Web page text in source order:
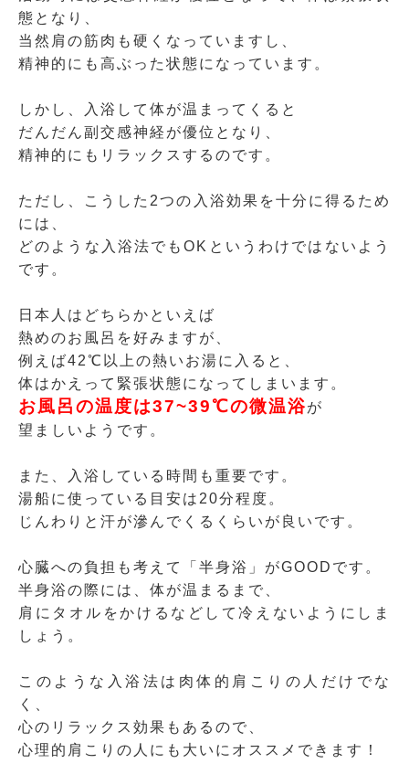
態となり、
当然肩の筋肉も硬くなっていますし、
精神的にも高ぶった状態になっています。
しかし、入浴して体が温まってくると
だんだん副交感神経が優位となり、
精神的にもリラックスするのです。
ただし、こうした2つの入浴効果を十分に得るため
には、
どのような入浴法でもOKというわけではないよう
です。
日本人はどちらかといえば
熱めのお風呂を好みますが、
例えば42℃以上の熱いお湯に入ると、
体はかえって緊張状態になってしまいます。
お風呂の温度は37~39℃の微温浴が
望ましいようです。
また、入浴している時間も重要です。
湯船に使っている目安は20分程度。
じんわりと汗が滲んでくるくらいが良いです。
心臓への負担も考えて「半身浴」がGOODです。
半身浴の際には、体が温まるまで、
肩にタオルをかけるなどして冷えないようにしま
しょう。
このような入浴法は肉体的肩こりの人だけでな
く、
心のリラックス効果もあるので、
心理的肩こりの人にも大いにオススメできます！